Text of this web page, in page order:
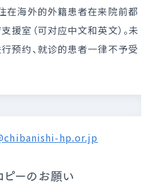
在海外的外籍患者在来院前都
援室（可对应中文和英文）。未
预约、就诊的患者一律不予受
hp.or.jp
ーのお願い